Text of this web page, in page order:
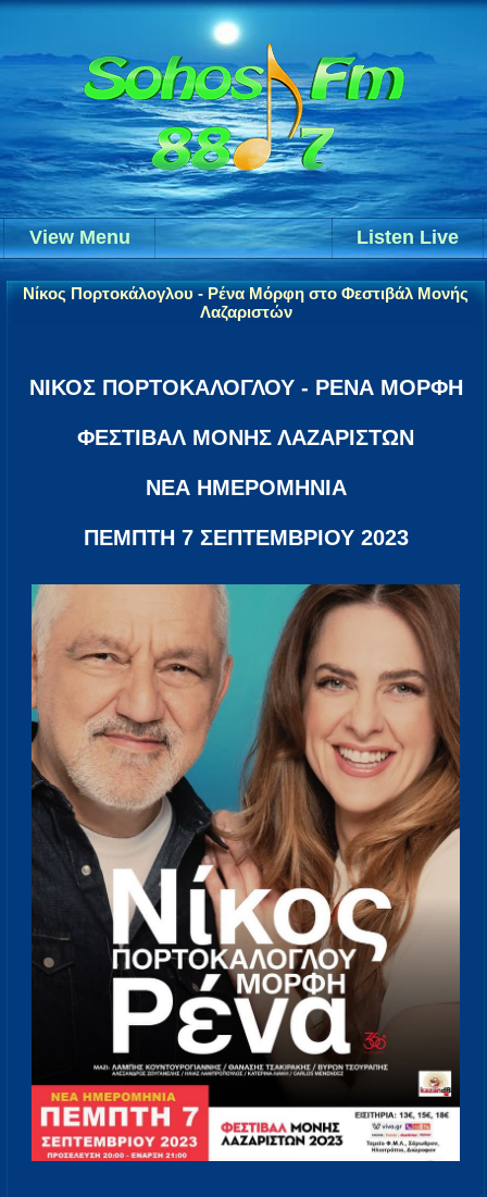
Listen Live
View Menu
Νίκος Πορτοκάλογλου - Ρένα Μόρφη στο Φεστιβάλ Μονής
Λαζαριστών
ΝΙΚΟΣ ΠΟΡΤΟΚΑΛΟΓΛΟΥ - ΡΕΝΑ ΜΟΡΦΗ
ΦΕΣΤΙΒΑΛ ΜΟΝΗΣ ΛΑΖΑΡΙΣΤΩΝ
ΝΕΑ ΗΜΕΡΟΜΗΝΙΑ
ΠΕΜΠΤΗ 7 ΣΕΠΤΕΜΒΡΙΟΥ 2023